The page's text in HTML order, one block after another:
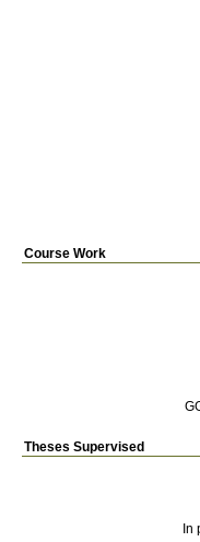
Course Work
Theses Supervised
In